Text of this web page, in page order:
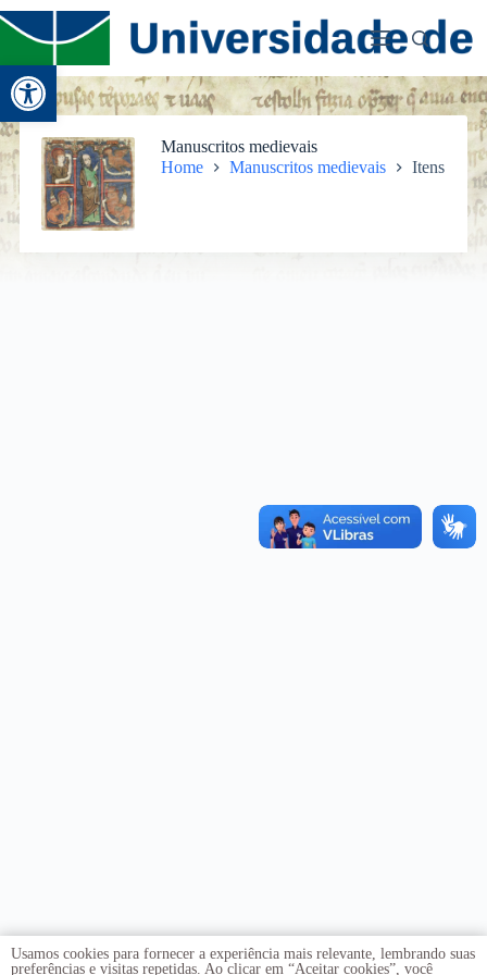
Abrir a barra de ferramentas
Manuscritos medievais
Home
Manuscritos medievais Itens
Usamos cookies para fornecer a experiência mais relevante, lembrando suas
preferências e visitas repetidas. Ao clicar em “Aceitar cookies”, você